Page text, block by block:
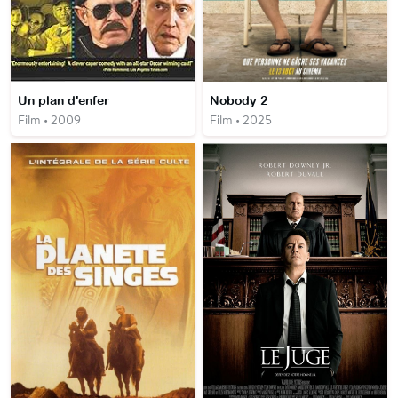
Un plan d'enfer
Film • 2009
Nobody 2
Film • 2025